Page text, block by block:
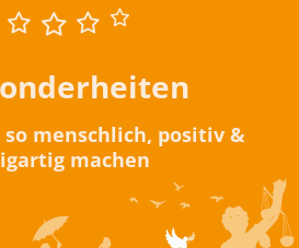
so menschlich, positiv &
machen